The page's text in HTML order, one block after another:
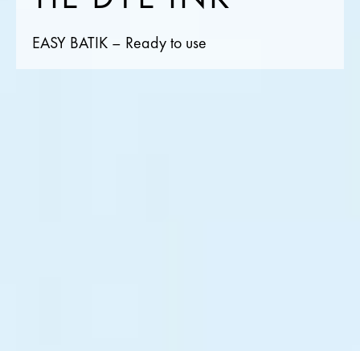
EASY BATIK – Ready to use